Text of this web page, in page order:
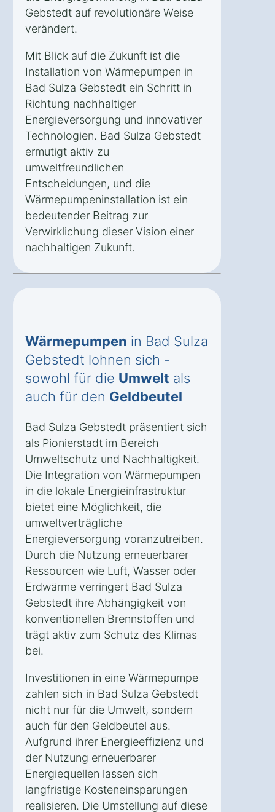
Gebstedt auf revolutionäre Weise
verändert.
Mit Blick auf die Zukunft ist die
Installation von Wärmepumpen in
Bad Sulza Gebstedt ein Schritt in
Richtung nachhaltiger
Energieversorgung und innovativer
Technologien. Bad Sulza Gebstedt
ermutigt aktiv zu
umweltfreundlichen
Entscheidungen, und die
Wärmepumpeninstallation ist ein
bedeutender Beitrag zur
Verwirklichung dieser Vision einer
nachhaltigen Zukunft.
Wärmepumpen in Bad Sulza
Gebstedt lohnen sich -
sowohl für die Umwelt als
auch für den Geldbeutel
Bad Sulza Gebstedt präsentiert sich
als Pionierstadt im Bereich
Umweltschutz und Nachhaltigkeit.
Die Integration von Wärmepumpen
in die lokale Energieinfrastruktur
bietet eine Möglichkeit, die
umweltverträgliche
Energieversorgung voranzutreiben.
Durch die Nutzung erneuerbarer
Ressourcen wie Luft, Wasser oder
Erdwärme verringert Bad Sulza
Gebstedt ihre Abhängigkeit von
konventionellen Brennstoffen und
trägt aktiv zum Schutz des Klimas
bei.
Investitionen in eine Wärmepumpe
zahlen sich in Bad Sulza Gebstedt
nicht nur für die Umwelt, sondern
auch für den Geldbeutel aus.
Aufgrund ihrer Energieeffizienz und
der Nutzung erneuerbarer
Energiequellen lassen sich
langfristige Kosteneinsparungen
realisieren. Die Umstellung auf diese